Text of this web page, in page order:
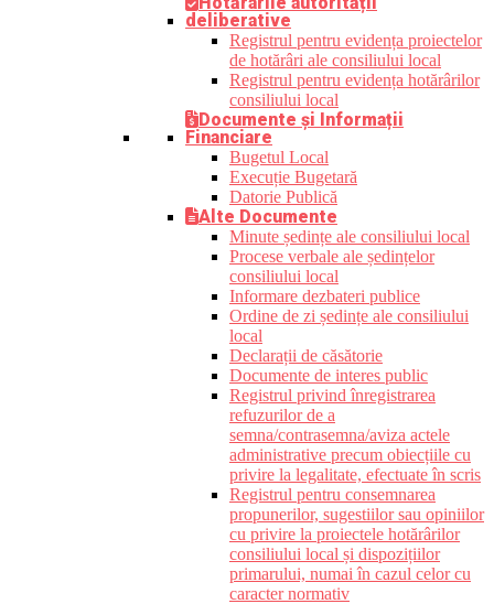
deliberative
Registrul pentru evidența proiectelor
de hotărâri ale consiliului local
Registrul pentru evidența hotărârilor
consiliului local
Documente și Informații
Financiare
Bugetul Local
Execuție Bugetară
Datorie Publică
Alte Documente
Minute ședințe ale consiliului local
Procese verbale ale ședințelor
consiliului local
Informare dezbateri publice
Ordine de zi ședințe ale consiliului
local
Declarații de căsătorie
Documente de interes public
Registrul privind înregistrarea
refuzurilor de a
semna/contrasemna/aviza actele
administrative precum obiecțiile cu
privire la legalitate, efectuate în scris
Registrul pentru consemnarea
propunerilor, sugestiilor sau opiniilor
cu privire la proiectele hotărârilor
consiliului local și dispozițiilor
primarului, numai în cazul celor cu
caracter normativ